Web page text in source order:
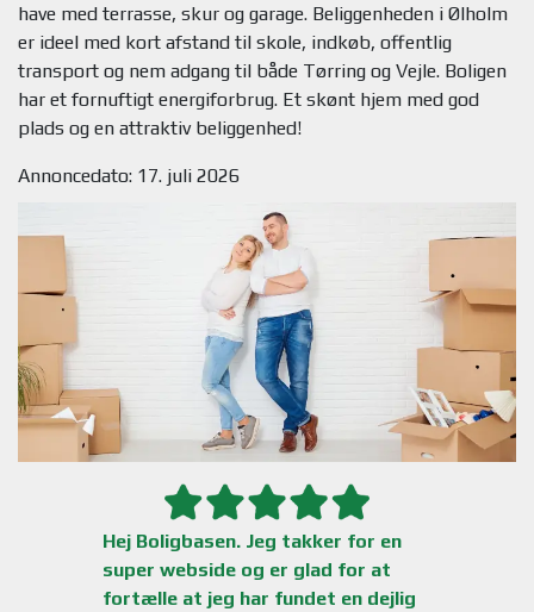
have med terrasse, skur og garage. Beliggenheden i Ølholm
er ideel med kort afstand til skole, indkøb, offentlig
transport og nem adgang til både Tørring og Vejle. Boligen
har et fornuftigt energiforbrug. Et skønt hjem med god
Annoncedato: 17. juli 2026
Hej Boligbasen. Jeg takker for en
super webside og er glad for at
fortælle at jeg har fundet en dejlig